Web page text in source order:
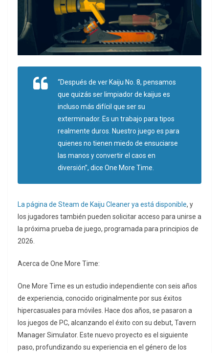
“Después de ver Kaiju No. 8, pensamos
que quizás ser limpiador de kaijus es
incluso más difícil que ser su
exterminador. Es un trabajo para tipos
realmente duros. Nuestro juego es para
quienes no tienen miedo de ensuciarse
las manos y convertir el caos en
diversión”, dice One More Time.
La página de Steam de Kaiju Cleaner ya está disponible, y
los jugadores también pueden solicitar acceso para unirse a
la próxima prueba de juego, programada para principios de
2026.
Acerca de One More Time:
One More Time es un estudio independiente con seis años
de experiencia, conocido originalmente por sus éxitos
hipercasuales para móviles. Hace dos años, se pasaron a
los juegos de PC, alcanzando el éxito con su debut, Tavern
Manager Simulator. Este nuevo proyecto es el siguiente
paso, profundizando su experiencia en el género de los